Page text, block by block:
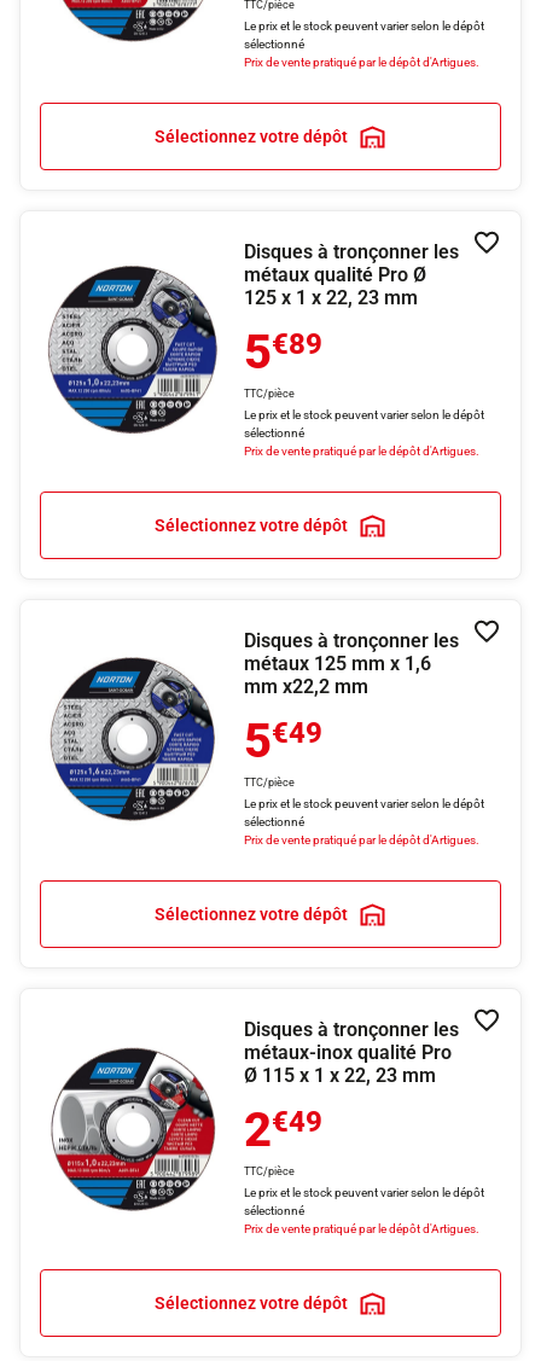
TTC/pièce
Le prix et le stock peuvent varier selon le dépôt
sélectionné
Prix de vente pratiqué par le dépôt d'Artigues.
Sélectionnez votre dépôt
Disques à tronçonner les
métaux qualité Pro Ø
125 x 1 x 22, 23 mm
5€89
TTC/pièce
Le prix et le stock peuvent varier selon le dépôt
sélectionné
Prix de vente pratiqué par le dépôt d'Artigues.
Sélectionnez votre dépôt
Disques à tronçonner les
métaux 125 mm x 1,6
mm x22,2 mm
5€49
TTC/pièce
Le prix et le stock peuvent varier selon le dépôt
sélectionné
Prix de vente pratiqué par le dépôt d'Artigues.
Sélectionnez votre dépôt
Disques à tronçonner les
métaux-inox qualité Pro
Ø 115 x 1 x 22, 23 mm
2€49
TTC/pièce
Le prix et le stock peuvent varier selon le dépôt
sélectionné
Prix de vente pratiqué par le dépôt d'Artigues.
Sélectionnez votre dépôt